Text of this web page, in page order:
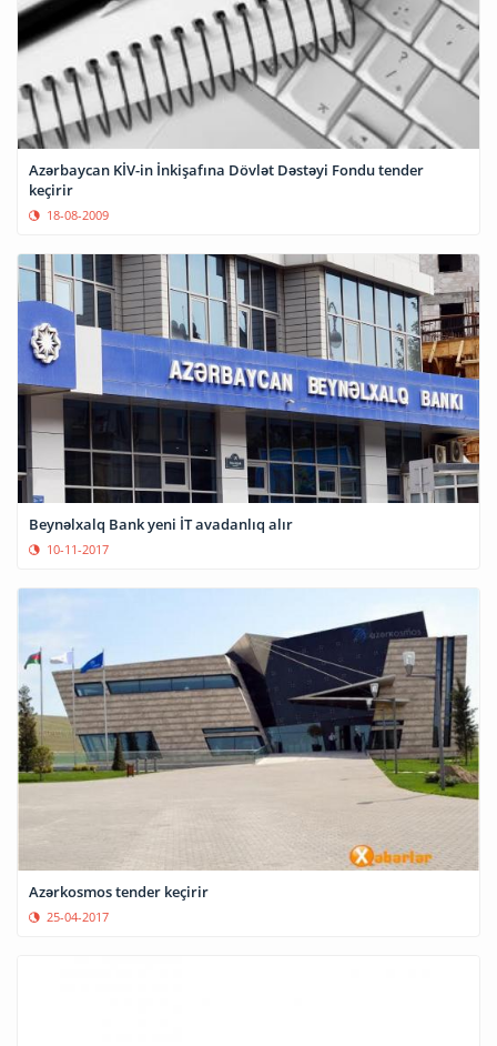
Azərbaycan KİV-in İnkişafına Dövlət Dəstəyi Fondu tender
keçirir
18-08-2009
Beynəlxalq Bank yeni İT avadanlıq alır
10-11-2017
Azərkosmos tender keçirir
25-04-2017